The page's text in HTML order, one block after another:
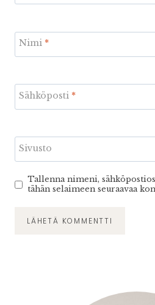
Nimi *
Sähköposti *
Sivusto
Tallenna nimeni,
tähän selaimeen seuraavaa